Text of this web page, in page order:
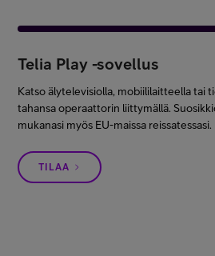
Telia Play -sovellus
Katso älytelevisiolla, mobiililaitteella tai
tahansa operaattorin liittymällä.
mukanasi myös EU-maissa reissatessasi.
TILAA